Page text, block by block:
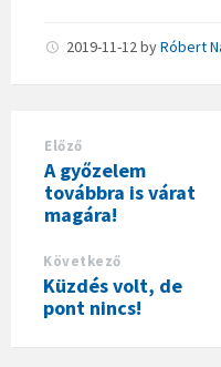
2019-11-12byRóbert
Előző
A győzelem
továbbra is várat
magára!
Következő
Küzdés volt, de
pont nincs!